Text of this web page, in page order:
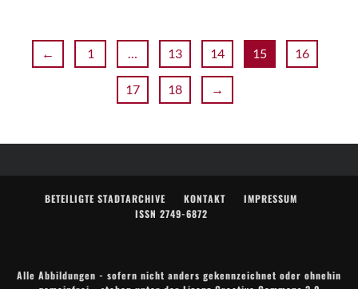
← 1 … 13 14 15 16
17 18 →
BETEILIGTE STADTARCHIVE KONTAKT
IMPRESSUM
ISSN 2749-6872
Alle Abbildungen - sofern nicht anders gekennzeichnet oder ohnehin